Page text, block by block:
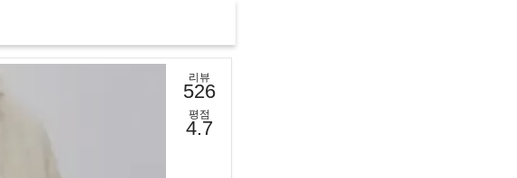
리뷰
526
평점
4.7